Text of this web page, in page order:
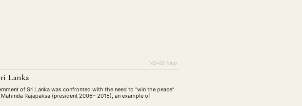
ANTRAG AUF EINEN SMALL GRANT DER DGA
140–55 {:en}
Lanka
of Sri Lanka was confronted with the need to “win the peace”
Rajapaksa (president 2006– 2015), an example of